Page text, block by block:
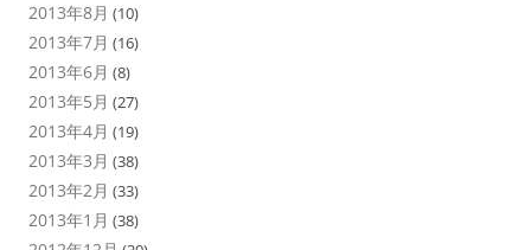
2013年8月 (10)
2013年7月 (16)
2013年6月 (8)
2013年5月 (27)
2013年4月 (19)
2013年3月 (38)
2013年2月 (33)
2013年1月 (38)